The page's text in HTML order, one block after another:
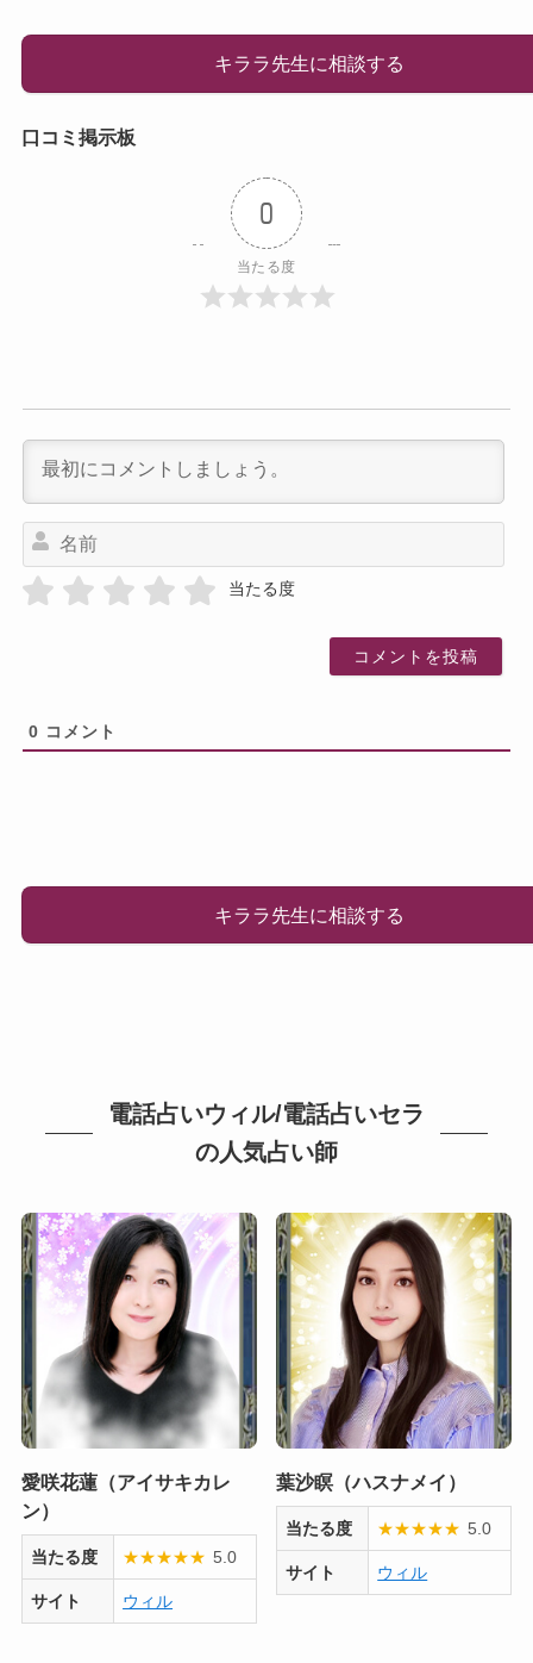
キララ先生に相談する
口コミ掲示板
0
当たる度
当たる度
0 コメント
キララ先生に相談する
電話占いウィル/電話占いセラ
の人気占い師
愛咲花蓮（アイサキカレ
ン）
当たる度 ★★★★★ 5.0
サイト ウィル
葉沙瞑（ハスナメイ）
当たる度 ★★★★★ 5.0
サイト ウィル